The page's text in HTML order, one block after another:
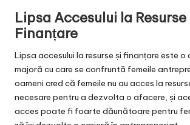
Lipsa Accesului la Resurse
Finanțare
Lipsa accesului la resurse și finanțare este
majoră cu care se confruntă femeile
oameni cred că femeile nu au acces la
necesare pentru a dezvolta o afacere, și
acces poate fi foarte dăunătoare pentru